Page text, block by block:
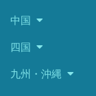
中国
四国
九州・沖縄